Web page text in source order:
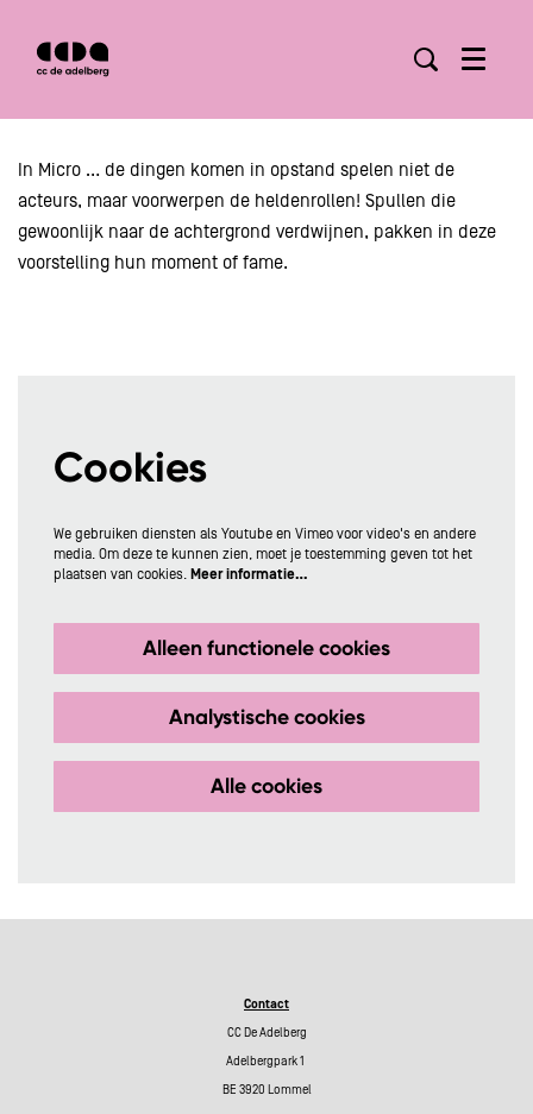
Menu
In Micro … de dingen komen in opstand spelen niet de
acteurs, maar voorwerpen de heldenrollen! Spullen die
gewoonlijk naar de achtergrond verdwijnen, pakken in deze
voorstelling hun moment of fame.
Cookies
We gebruiken diensten als Youtube en Vimeo voor video's en andere
media. Om deze te kunnen zien, moet je toestemming geven tot het
plaatsen van cookies. Meer informatie…
Alleen functionele cookies
Analystische cookies
Alle cookies
Contact
CC De Adelberg
Adelbergpark 1
BE 3920 Lommel